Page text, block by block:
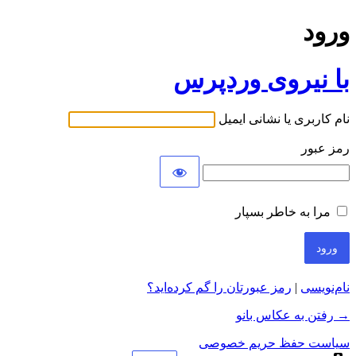
ورود
با نیروی وردپرس
نام کاربری یا نشانی ایمیل
رمز عبور
مرا به خاطر بسپار
نام‌نویسی | رمز عبورتان را گم کرده‌اید؟
→ رفتن به عکاس بانو
سیاست حفظ حریم خصوصی